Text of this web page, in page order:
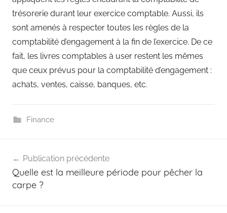
trésorerie durant leur exercice comptable. Aussi, ils
sont amenés à respecter toutes les règles de la
comptabilité d’engagement à la fin de l’exercice. De ce
fait, les livres comptables à user restent les mêmes
que ceux prévus pour la comptabilité d’engagement :
achats, ventes, caisse, banques, etc.
Finance
de
l’article
Publication précédente
Quelle est la meilleure période pour pêcher la
carpe ?